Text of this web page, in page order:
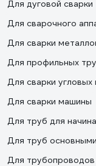
Для дуговой сварки
Для сварочного
Для сварки
Для профильных
Для сварки угловых
Для сварки машины
Для труб для
Для труб
Для трубопроводов